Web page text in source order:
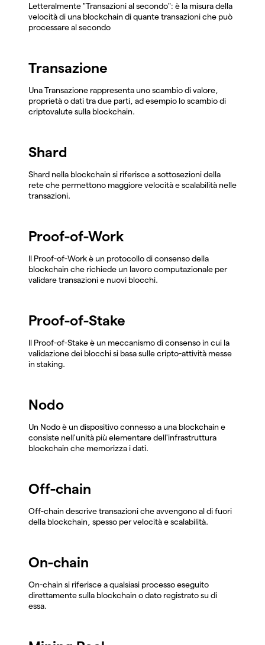
Letteralmente "Transazioni al secondo": è la misura della
velocità di una blockchain di quante transazioni che può
processare al secondo
Transazione
Una Transazione rappresenta uno scambio di valore,
proprietà o dati tra due parti, ad esempio lo scambio di
criptovalute sulla blockchain.
Shard
Shard nella blockchain si riferisce a sottosezioni della
rete che permettono maggiore velocità e scalabilità nelle
transazioni.
Proof-of-Work
Il Proof-of-Work è un protocollo di consenso della
blockchain che richiede un lavoro computazionale per
validare transazioni e nuovi blocchi.
Proof-of-Stake
Il Proof-of-Stake è un meccanismo di consenso in cui la
validazione dei blocchi si basa sulle cripto-attività messe
in staking.
Nodo
Un Nodo è un dispositivo connesso a una blockchain e
consiste nell'unità più elementare dell'infrastruttura
blockchain che memorizza i dati.
Off-chain
Off-chain descrive transazioni che avvengono al di fuori
della blockchain, spesso per velocità e scalabilità.
On-chain
On-chain si riferisce a qualsiasi processo eseguito
direttamente sulla blockchain o dato registrato su di
essa.